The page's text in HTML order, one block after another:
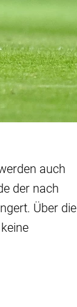
auch
der nach
Über die